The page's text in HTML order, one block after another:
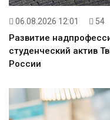
06.08.2026 12:01 54
Развитие
студенческий актив
России